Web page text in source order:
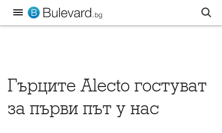
Гърците Alecto гостуват
за първи път у нас